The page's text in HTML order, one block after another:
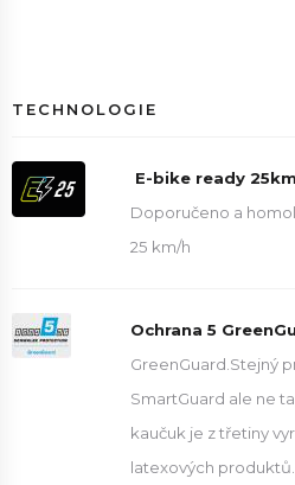
TECHNOLOGIE
E-bike ready
Doporučeno a
25 km/h
Ochrana 5
GreenGuard.Stejný
SmartGuard ale ne
kaučuk je z třetiny
latexových produktů.